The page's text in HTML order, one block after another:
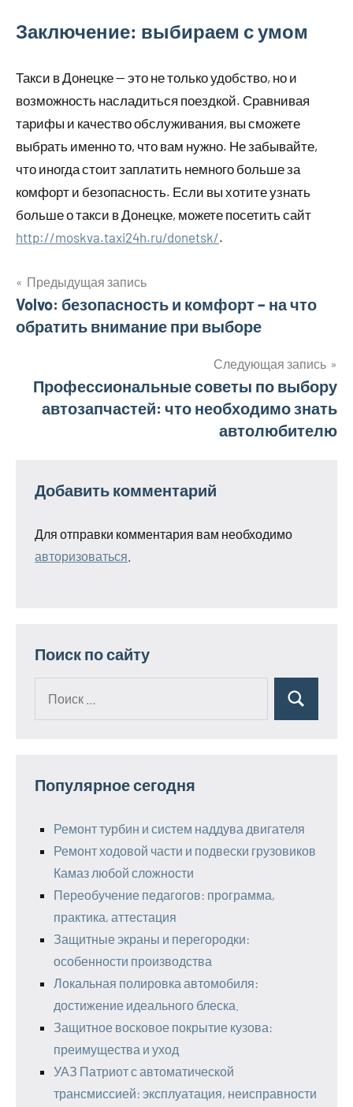
Заключение: выбираем с умом
Такси в Донецке — это не только удобство, но и
возможность насладиться поездкой. Сравнивая
тарифы и качество обслуживания, вы сможете
выбрать именно то, что вам нужно. Не забывайте,
что иногда стоит заплатить немного больше за
комфорт и безопасность. Если вы хотите узнать
больше о такси в Донецке, можете посетить сайт
http://moskva.taxi24h.ru/donetsk/.
Навигация
по
Предыдущая запись
Volvo: безопасность и комфорт – на что
обратить внимание при выборе
Следующая запись
Профессиональные советы по выбору
автозапчастей: что необходимо знать
автолюбителю
Добавить комментарий
Для отправки комментария вам необходимо
авторизоваться
Поиск по сайту
Поиск
Популярное сегодня
Ремонт турбин и систем наддува двигателя
Ремонт ходовой части и подвески грузовиков
Камаз любой сложности
Переобучение педагогов: программа,
практика, аттестация
Защитные экраны и перегородки:
особенности производства
Локальная полировка автомобиля:
достижение идеального блеска.
Защитное восковое покрытие кузова:
преимущества и уход
УАЗ Патриот с автоматической
трансмиссией: эксплуатация, неисправности